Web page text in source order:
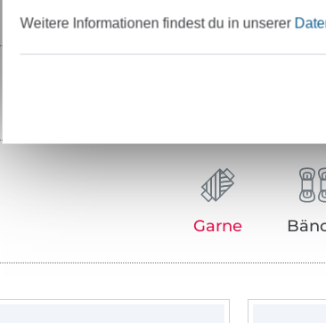
Garne
Weitere Informationen findest du in unserer